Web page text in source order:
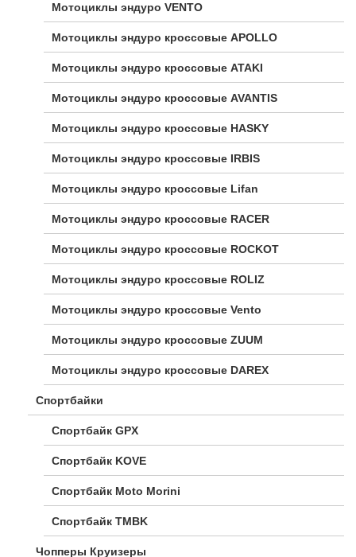
Мотоциклы эндуро VENTO
Мотоциклы эндуро кроссовые APOLLO
Мотоциклы эндуро кроссовые ATAKI
Мотоциклы эндуро кроссовые AVANTIS
Мотоциклы эндуро кроссовые HASKY
Мотоциклы эндуро кроссовые IRBIS
Мотоциклы эндуро кроссовые Lifan
Мотоциклы эндуро кроссовые RACER
Мотоциклы эндуро кроссовые ROCKOT
Мотоциклы эндуро кроссовые ROLIZ
Мотоциклы эндуро кроссовые Vento
Мотоциклы эндуро кроссовые ZUUM
Мотоциклы эндуро кроссовые DAREX
Спортбайки
Спортбайк GPX
Спортбайк KOVE
Спортбайк Moto Morini
Спортбайк TMBK
Чопперы Круизеры